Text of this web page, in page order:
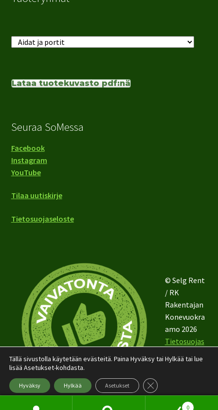
Lataa tuotekuvasto pdf:nä
Seuraa SoMessa
Facebook
Instagram
YouTube
Tilaa uutiskirje
Tietosuojaseloste
© Selg Rent
/ RK
Rakentajan
Konevuokra
amo 2026
Tietosuojas
0
Tällä sivustolla käytetään evästeitä. Paina Hyväksy tai Hylkää tai lue
lisää Asetukset-kohdasta.
Hyväksy Hylkää Asetukset Sulje evästebanneri